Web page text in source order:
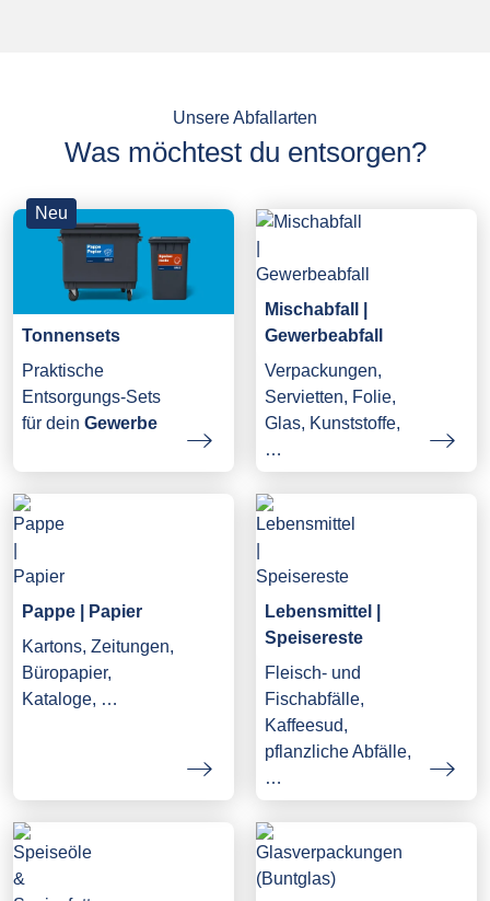
Unsere Abfallarten
Was möchtest du entsorgen?
Neu
Tonnensets
Praktische
Entsorgungs-Sets
für dein Gewerbe
Mischabfall |
Gewerbeabfall
Verpackungen,
Servietten, Folie,
Glas, Kunststoffe,
…
Pappe | Papier
Kartons, Zeitungen,
Büropapier,
Kataloge, …
Lebensmittel |
Speisereste
Fleisch- und
Fischabfälle,
Kaffeesud,
pflanzliche Abfälle,
…